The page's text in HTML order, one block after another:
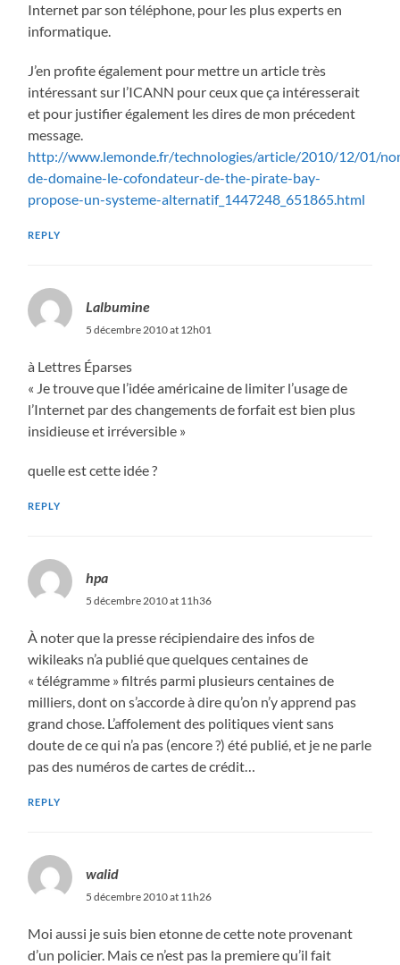
Internet par son téléphone, pour les plus experts en
informatique.
J’en profite également pour mettre un article très
intéressant sur l’ICANN pour ceux que ça intéresserait
et pour justifier également les dires de mon précedent
message.
http://www.lemonde.fr/technologies/article/2010/12/01/
de-domaine-le-cofondateur-de-the-pirate-bay-
propose-un-systeme-alternatif_1447248_651865.html
REPLY
Lalbumine
5 décembre 2010 at 12h01
à Lettres Éparses
« Je trouve que l’idée américaine de limiter l’usage de
l’Internet par des changements de forfait est bien plus
insidieuse et irréversible »
quelle est cette idée ?
REPLY
hpa
5 décembre 2010 at 11h36
À noter que la presse récipiendaire des infos de
wikileaks n’a publié que quelques centaines de
« télégramme » filtrés parmi plusieurs centaines de
milliers, dont on s’accorde à dire qu’on n’y apprend pas
grand chose. L’affolement des politiques vient sans
doute de ce qui n’a pas (encore ?) été publié, et je ne parle
pas des numéros de cartes de crédit…
REPLY
walid
5 décembre 2010 at 11h26
Moi aussi je suis bien etonne de cette note provenant
d’un policier. Mais ce n’est pas la premiere qu’il fait